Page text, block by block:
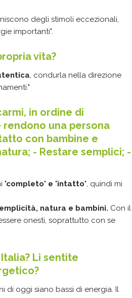
degli stimoli eccezionali,
importanti".
vita?
, condurla nella direzione
in ordine di
una persona
con bambine e
- Restare semplici; -
'completo' e 'intatto', quindi mi
natura e bambini. Con il
onesti, soprattutto con se
Li sentite
di oggi siano bassi di energia. Il